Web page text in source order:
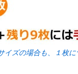
イズの場合も、１枚